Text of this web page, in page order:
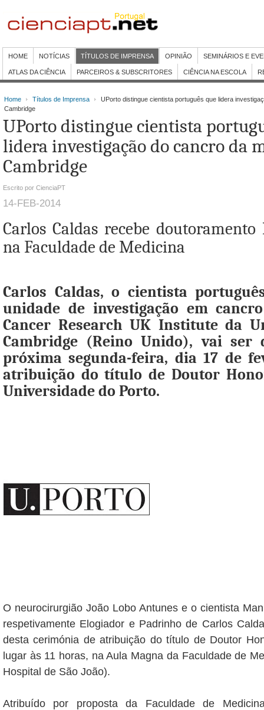
HOME NOTÍCIAS TÍTULOS DE IMPRENSA OPINIÃO SEMINÁRIOS E
ATLAS DA CIÊNCIA PARCEIROS & SUBSCRITORES CIÊNCIA NA ESCOLA
Home Títulos de Imprensa
UPorto distingue cientista português que lidera
Cambridge
UPorto distingue cientista
lidera investigação do cancro da
Cambridge
Escrito por CienciaPT
14-FEB-2014
Carlos Caldas recebe doutoramento
na Faculdade de Medicina
Carlos Caldas, o cientista
unidade de investigação em
Cancer Research UK Institute da
Cambridge (Reino Unido), vai ser
próxima segunda-feira, dia 17 de
atribuição do título de Doutor
Universidade do Porto.
O neurocirurgião João Lobo Antunes e o cientista
respetivamente Elogiador e Padrinho de Carlos
desta cerimónia de atribuição do título de Doutor
lugar às 11 horas, na Aula Magna da Faculdade de
Hospital de São João).
Atribuído por proposta da Faculdade de